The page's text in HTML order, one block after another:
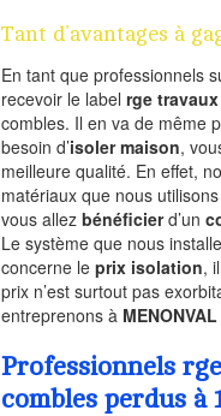
Tant d’avantages à
En tant que professionnels
recevoir le labelrge travaux
combles. Il en va de même
besoin d’isoler maison,
meilleure qualité. En effet,
matériaux que nous
vous allezbénéficierd’un
Le système que nous
concerne leprix isolation,
prix n’est surtout pas
entreprenons à
Professionnels
combles perdus à